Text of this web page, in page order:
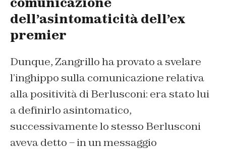
dell’asintomaticità dell’ex
premier
Dunque, Zangrillo ha provato a svelare
l’inghippo sulla comunicazione relativa
alla positività di Berlusconi: era stato lui
a definirlo asintomatico,
successivamente lo stesso Berlusconi
aveva detto – in un messaggio